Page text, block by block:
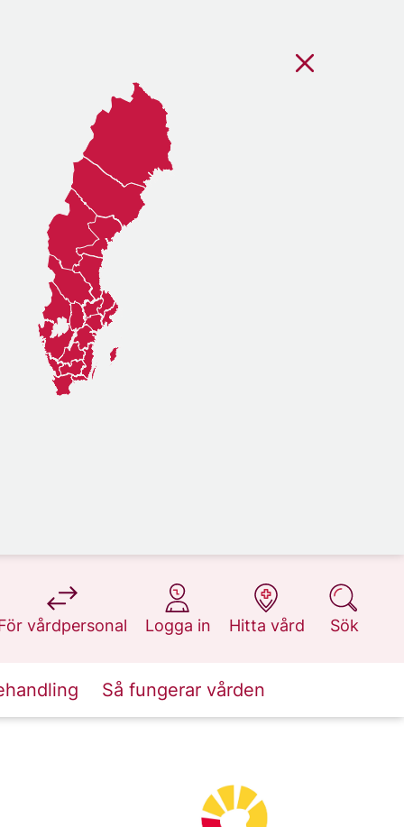
vårdpersonal
på 1177.se
Logga in
på 1177.se
Hitta vård
på 1177.se
Sök
på 1177.se
Så fungerar vården